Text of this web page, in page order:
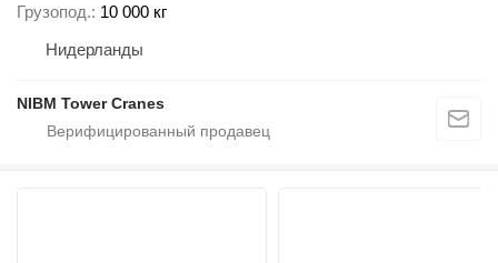
Грузопод. 10 000 кг
Нидерланды
NIBM Tower Cranes